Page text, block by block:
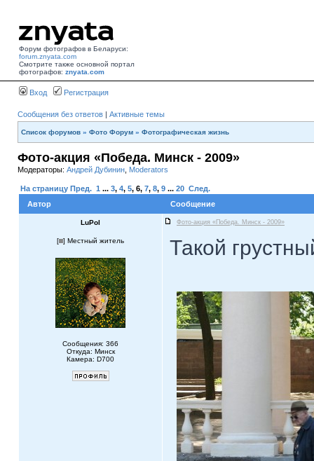
Форум фотографов в Беларуси:
forum.znyata.com
Смотрите также основной портал
фотографов: znyata.com
Вход Регистрация
Сообщения без ответов | Активные темы
Список форумов » Фото Форум » Фотографическая жизнь
Фото-акция «Победа. Минск - 2009»
Модераторы: Андрей Дубинин Moderators
На страницу Пред. 1 ... 3, 4, 5, 6, 7, 8, 9 ... 20 След.
Автор
Сообщение
LuPol Фото-акция «Победа. Минск - 2009»
[ ] Местный житель
Сообщения: 366
Откуда: Минск
Камера: D700
Такой